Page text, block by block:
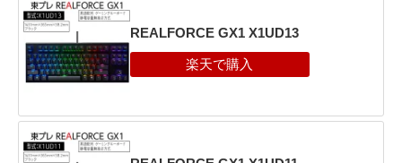
REALFORCE GX1 X1UD13